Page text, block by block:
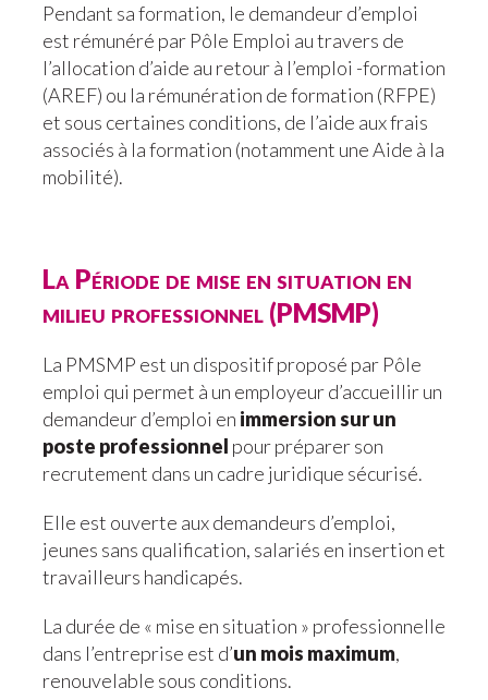
Pendant sa formation, le demandeur d’emploi
est rémunéré par Pôle Emploi au travers de
l’allocation d’aide au retour à l’emploi -formation
(AREF) ou la rémunération de formation (RFPE)
et sous certaines conditions, de l’aide aux frais
associés à la formation (notamment une Aide à la
mobilité).
La Période de mise en situation en
milieu professionnel (PMSMP)
La PMSMP est un dispositif proposé par Pôle
emploi qui permet à un employeur d’accueillir un
demandeur d’emploi en immersion sur un
poste professionnel pour préparer son
recrutement dans un cadre juridique sécurisé.
Elle est ouverte aux demandeurs d’emploi,
jeunes sans qualification, salariés en insertion et
travailleurs handicapés.
La durée de « mise en situation » professionnelle
dans l’entreprise est d’un mois maximum,
renouvelable sous conditions.